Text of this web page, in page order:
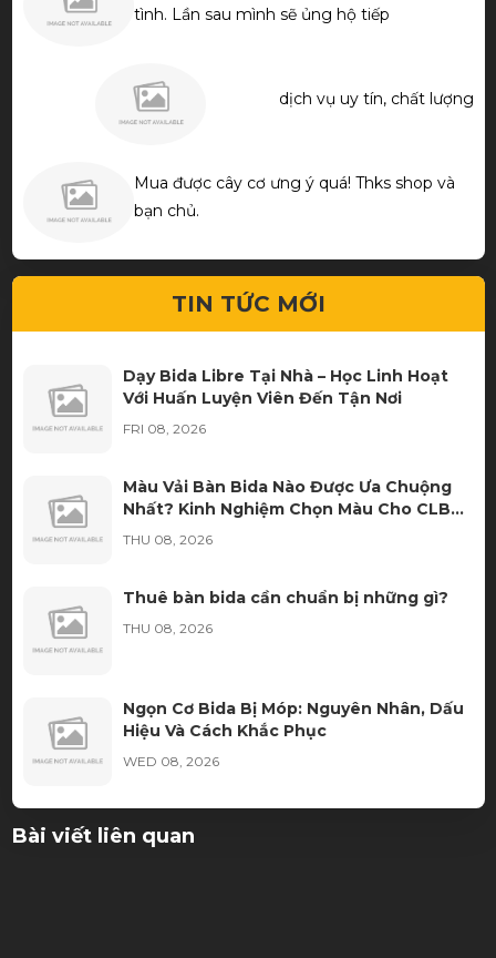
tình. Lần sau mình sẽ ủng hộ tiếp
dịch vụ uy tín, chất lượng
Mua được cây cơ ưng ý quá! Thks shop và
bạn chủ.
TIN TỨC MỚI
Dạy Bida Libre Tại Nhà – Học Linh Hoạt
Với Huấn Luyện Viên Đến Tận Nơi
FRI 08, 2026
Màu Vải Bàn Bida Nào Được Ưa Chuộng
Nhất? Kinh Nghiệm Chọn Màu Cho CLB
Bida
THU 08, 2026
Thuê bàn bida cần chuẩn bị những gì?
THU 08, 2026
Ngọn Cơ Bida Bị Móp: Nguyên Nhân, Dấu
Hiệu Và Cách Khắc Phục
WED 08, 2026
Trường Đào Tạo Chuyên Nghiệp Cho Mọi
Bài viết liên quan